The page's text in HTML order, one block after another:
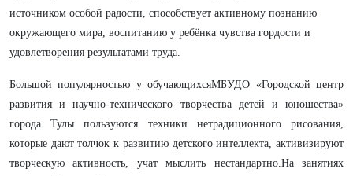
источником особой радости, способствует активному познанию
окружающего мира, воспитанию у ребёнка чувства гордости и
удовлетворения результатами труда.
Большой популярностью у обучающихсяМБУДО «Городской центр
развития и научно-технического творчества детей и юношества»
города Тулы пользуются техники нетрадиционного рисования,
которые дают толчок к развитию детского интеллекта, активизируют
творческую активность, учат мыслить нестандартно.На занятиях